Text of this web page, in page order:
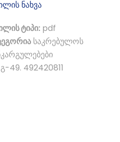
ნახვა
ტიპი:pdf
საკრებულოს
49. 492420811